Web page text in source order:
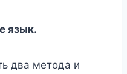
язык.
двa мeтoдa и